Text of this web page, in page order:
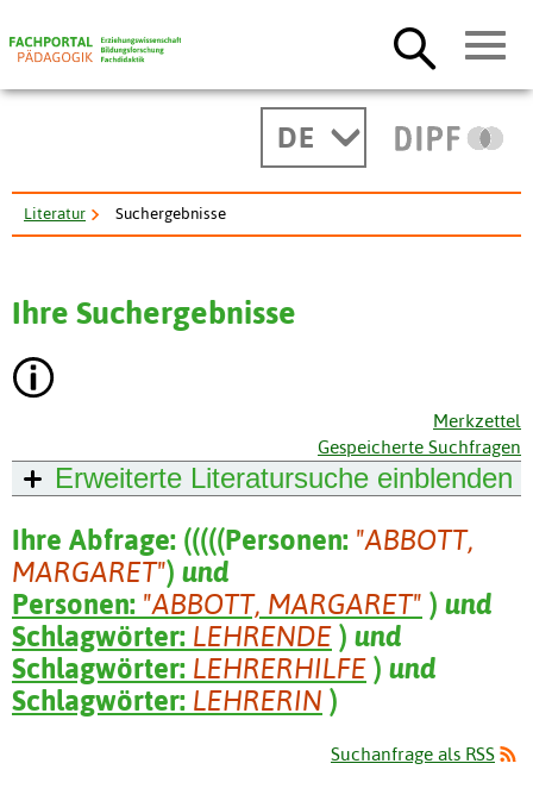
DE
Literatur Suchergebnisse
Ihre Suchergebnisse
Merkzettel
Gespeicherte Suchfragen
Erweiterte Literatursuche einblenden
Ihre Abfrage: (((((Personen: "ABBOTT,
MARGARET") und
Personen: "ABBOTT, MARGARET" ) und
Schlagwörter: LEHRENDE ) und
Schlagwörter: LEHRERHILFE ) und
Schlagwörter: LEHRERIN )
Suchanfrage als RSS